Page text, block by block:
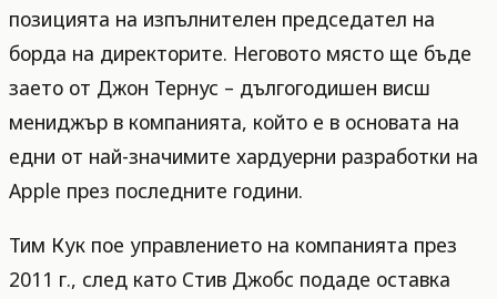
позицията на изпълнителен председател на
борда на директорите. Неговото място ще бъде
заето от Джон Тернус – дългогодишен висш
мениджър в компанията, който е в основата на
едни от най-значимите хардуерни разработки на
Apple през последните години.
Тим Кук пое управлението на компанията през
2011 г., след като Стив Джобс подаде оставка